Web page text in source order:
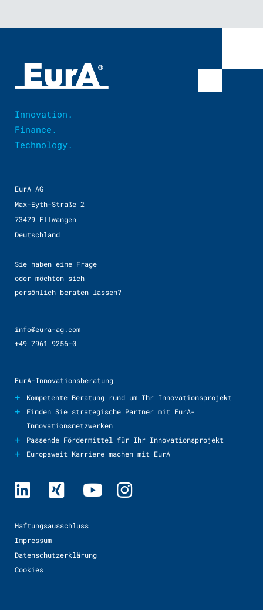
Innovation.
Finance.
Technology.
EurA AG
Max-Eyth-Straße 2
73479 Ellwangen
Deutschland
Sie haben eine Frage
oder möchten sich
persönlich beraten lassen?
info@eura-ag.com
+49 7961 9256-0
EurA-Innovationsberatung
+ Kompetente Beratung rund um Ihr Innovationsprojekt
+
Finden Sie strategische Partner mit EurA-
Innovationsnetzwerken
+ Passende Fördermittel für Ihr Innovationsprojekt
+ Europaweit Karriere machen mit EurA
Haftungsausschluss
Impressum
Datenschutzerklärung
Cookies